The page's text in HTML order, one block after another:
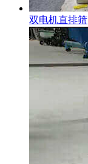
双电机直排筛